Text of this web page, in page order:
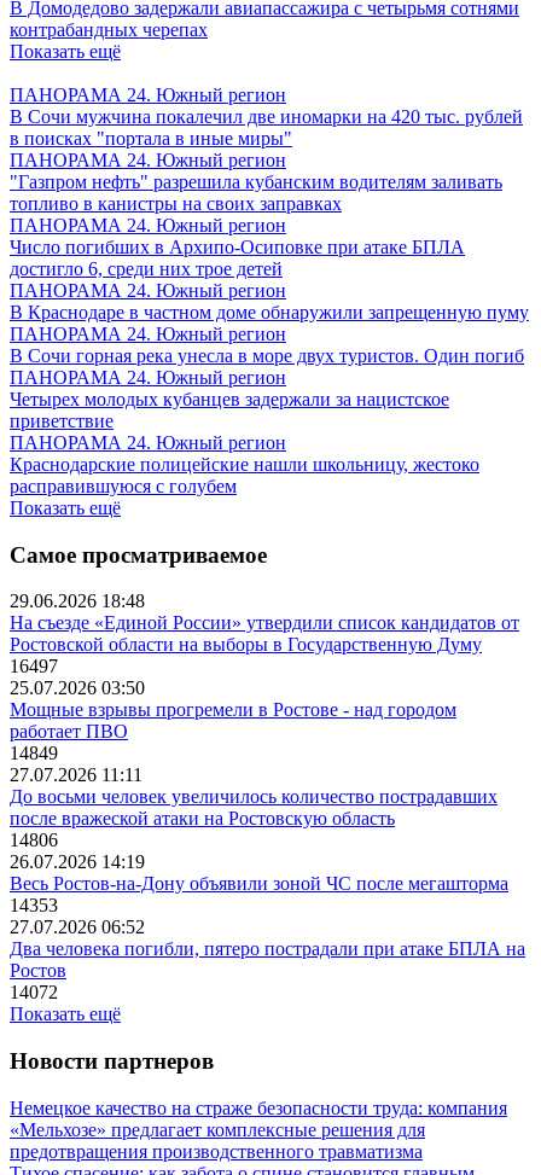
В Домодедово задержали авиапассажира с четырьмя сотнями
контрабандных черепах
Показать ещё
ПАНОРАМА 24. Южный регион
В Сочи мужчина покалечил две иномарки на 420 тыс. рублей
в поисках "портала в иные миры"
ПАНОРАМА 24. Южный регион
"Газпром нефть" разрешила кубанским водителям заливать
топливо в канистры на своих заправках
ПАНОРАМА 24. Южный регион
Число погибших в Архипо-Осиповке при атаке БПЛА
достигло 6, среди них трое детей
ПАНОРАМА 24. Южный регион
В Краснодаре в частном доме обнаружили запрещенную пуму
ПАНОРАМА 24. Южный регион
В Сочи горная река унесла в море двух туристов. Один погиб
ПАНОРАМА 24. Южный регион
Четырех молодых кубанцев задержали за нацистское
приветствие
ПАНОРАМА 24. Южный регион
Краснодарские полицейские нашли школьницу, жестоко
расправившуюся с голубем
Показать ещё
Самое просматриваемое
29.06.2026 18:48
На съезде «Единой России» утвердили список кандидатов от
Ростовской области на выборы в Государственную Думу
16497
25.07.2026 03:50
Мощные взрывы прогремели в Ростове - над городом
работает ПВО
14849
27.07.2026 11:11
До восьми человек увеличилось количество пострадавших
после вражеской атаки на Ростовскую область
14806
26.07.2026 14:19
Весь Ростов-на-Дону объявили зоной ЧС после мегашторма
14353
27.07.2026 06:52
Два человека погибли, пятеро пострадали при атаке БПЛА на
Ростов
14072
Показать ещё
Новости партнеров
Немецкое качество на страже безопасности труда: компания
«Мельхозе» предлагает комплексные решения для
предотвращения производственного травматизма